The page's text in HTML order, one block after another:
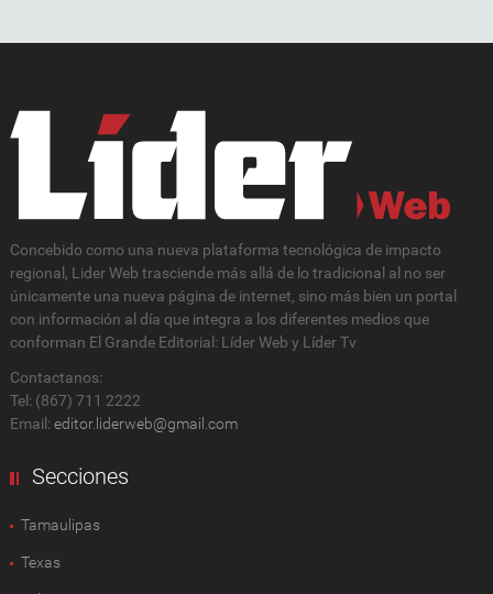
Concebido como una nueva plataforma tecnológica de impacto
regional, Lider Web trasciende más allá de lo tradicional al no ser
únicamente una nueva página de internet, sino más bien un portal
con información al día que integra a los diferentes medios que
conforman El Grande Editorial: Líder Web y Líder Tv
Contactanos:
Tel: (867) 711 2222
Email: editor.liderweb@gmail.com
Secciones
Tamaulipas
Texas